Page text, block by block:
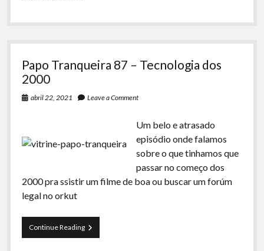
Papo Tranqueira 87 – Tecnologia dos
2000
abril 22, 2021 Leave a Comment
Um belo e atrasado
episódio onde falamos
sobre o que tinhamos que
passar no começo dos
2000 pra ssistir um filme de boa ou buscar um forúm
legal no orkut
Continue ReadingPapo
Tranqueira